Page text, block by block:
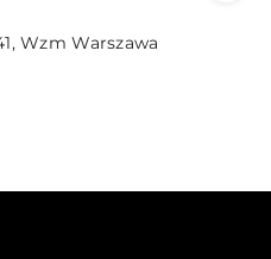
Wzm Warszawa